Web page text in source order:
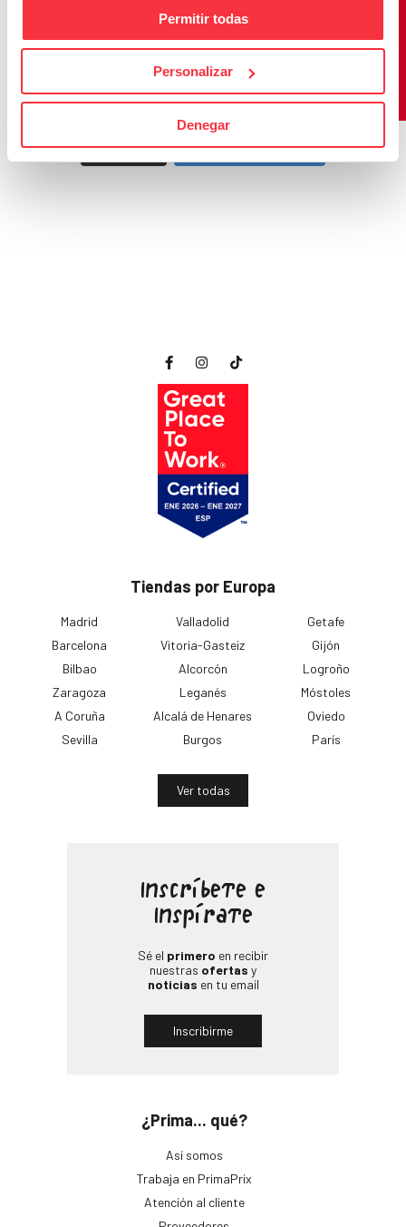
Permitir todas
Personalizar
Denegar
Cargar más Seguir en Instagram
Tiendas por Europa
Madrid
Barcelona
Bilbao
Zaragoza
A Coruña
Sevilla
Valladolid
Vitoria-Gasteiz
Alcorcón
Leganés
Alcalá de Henares
Burgos
Getafe
Gijón
Logroño
Móstoles
Oviedo
París
Ver todas
¿Prima... qué?
Así somos
Trabaja en PrimaPrix
Atención al cliente
Inscríbete e
Inspírate
Sé el primero en recibir
nuestras ofertas y
noticias en tu email
Inscribirme